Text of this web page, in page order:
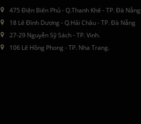
475 Điện Biên Phủ - Q.Thanh Khê - TP. Đà Nẵng.
18 Lê Đình Dương - Q.Hải Châu - TP. Đà Nẵng
27-29 Nguyễn Sỹ Sách - TP. Vinh.
106 Lê Hồng Phong - TP. Nha Trang.